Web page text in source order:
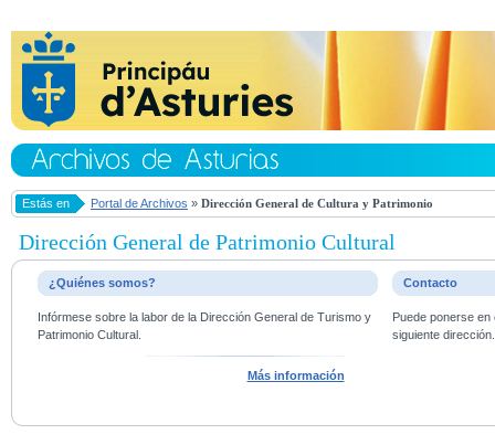
Estás en Portal de Archivos » Dirección General de Cultura y Patrimonio
Dirección General de Patrimonio Cultural
¿Quiénes somos?
Infórmese sobre la labor de la Dirección General de Turismo y
Patrimonio Cultural.
Más información
Contacto
Puede ponerse
siguiente dirección.